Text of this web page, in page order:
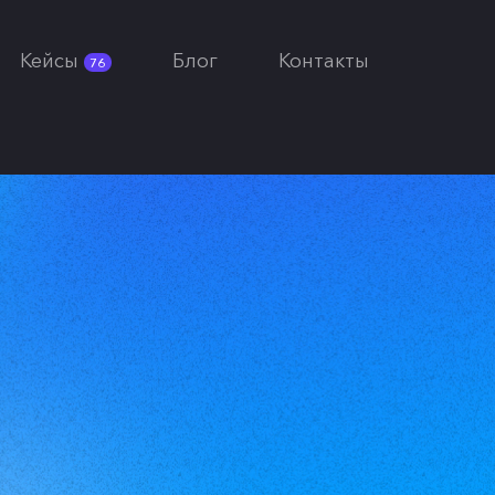
Кейсы 76 Блог Контакты